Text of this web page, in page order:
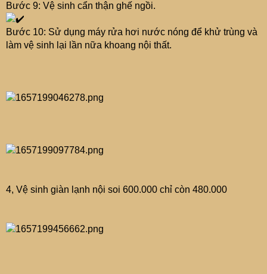
Bước 9: Vệ sinh cẩn thận ghế ngồi.
Bước 10: Sử dụng máy rửa hơi nước nóng để khử trùng và
làm vệ sinh lại lần nữa khoang nội thất.
4, Vệ sinh giàn lạnh nội soi 600.000 chỉ còn 480.000